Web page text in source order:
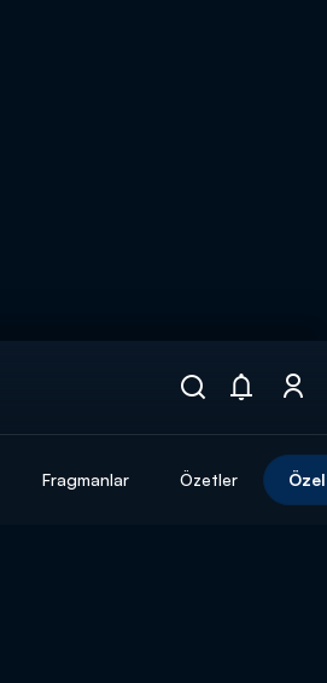
Fragmanlar Özetler